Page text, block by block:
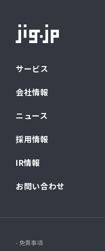
サービス
会社情報
ニュース
採用情報
IR情報
お問い合わせ
- 免責事項